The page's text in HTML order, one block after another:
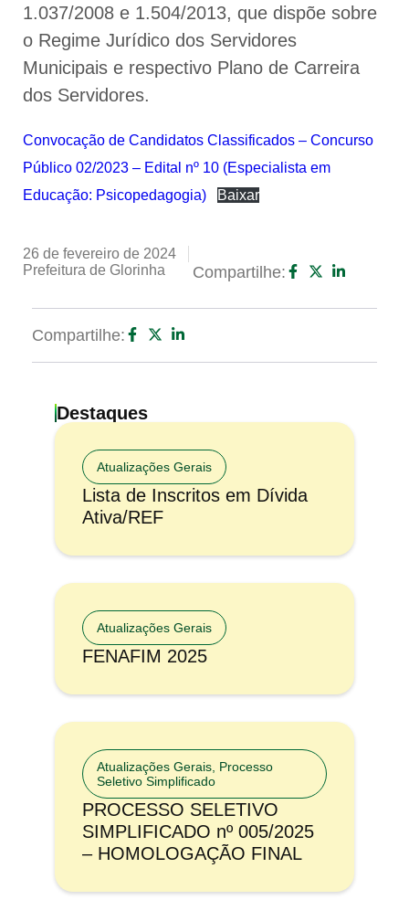
1.037/2008 e 1.504/2013, que dispõe sobre
o Regime Jurídico dos Servidores
Municipais e respectivo Plano de Carreira
dos Servidores.
Convocação de Candidatos Classificados – Concurso
Público 02/2023 – Edital nº 10 (Especialista em
Educação: Psicopedagogia)
Baixar
26 de fevereiro de 2024
Prefeitura de Glorinha
Compartilhe:
Compartilhe:
Destaques
Atualizações Gerais
Lista de Inscritos em Dívida
Ativa/REF
Atualizações Gerais
FENAFIM 2025
Atualizações Gerais Processo
Seletivo Simplificado
PROCESSO SELETIVO
SIMPLIFICADO nº 005/2025
– HOMOLOGAÇÃO FINAL